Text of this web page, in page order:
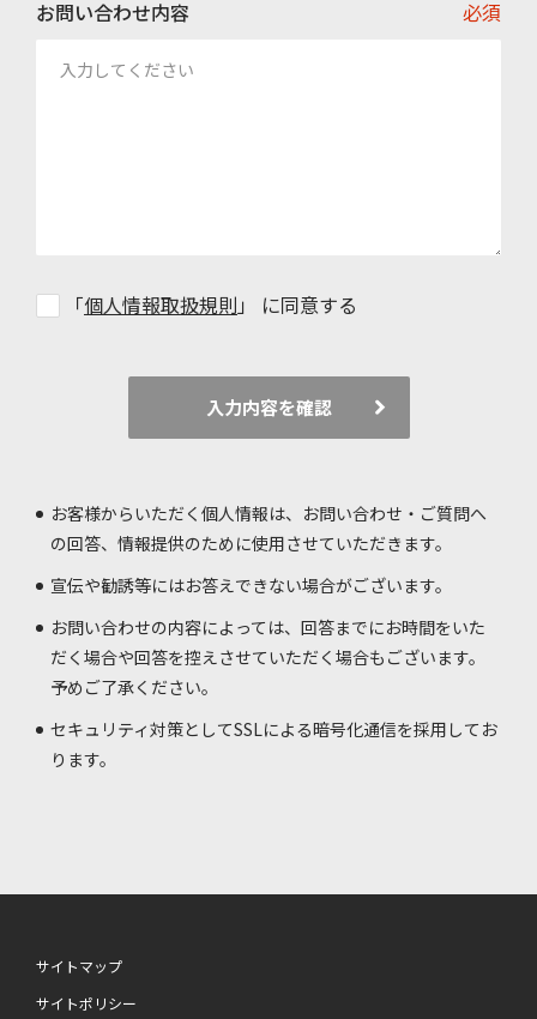
お問い合わせ内容 必須
「個人情報取扱規則 」 に同意する
入力内容を確認
お客様からいただく個人情報は、お問い合わせ・ご質問へ
の回答、情報提供のために使用させていただきます。
宣伝や勧誘等にはお答えできない場合がございます。
お問い合わせの内容によっては、回答までにお時間をいた
だく場合や回答を控えさせていただく場合もございます。
予めご了承ください。
セキュリティ対策としてSSLによる暗号化通信を採用してお
ります。
サイトマップ
サイトポリシー